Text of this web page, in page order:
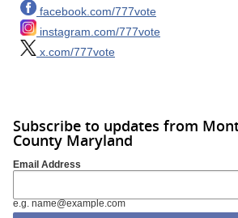
facebook.com/777vote
instagram.com/777vote
x.com/777vote
Subscribe to updates from
County Maryland
Email Address
e.g. name@example.com